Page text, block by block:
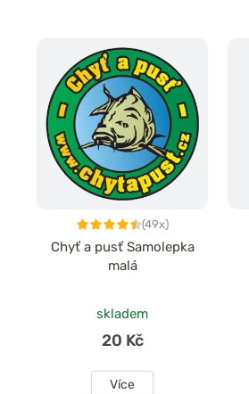
(49x)
Chyť a pusť Samolepka
malá
skladem
20 Kč
Více